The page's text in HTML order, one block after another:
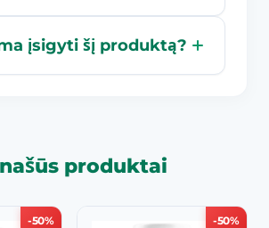
įsigyti šį produktą?
produktai
-50% -50%